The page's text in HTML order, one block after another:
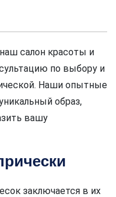
салон красоты и
по выбору и
Наши опытные
образ,
вашу
заключается в их